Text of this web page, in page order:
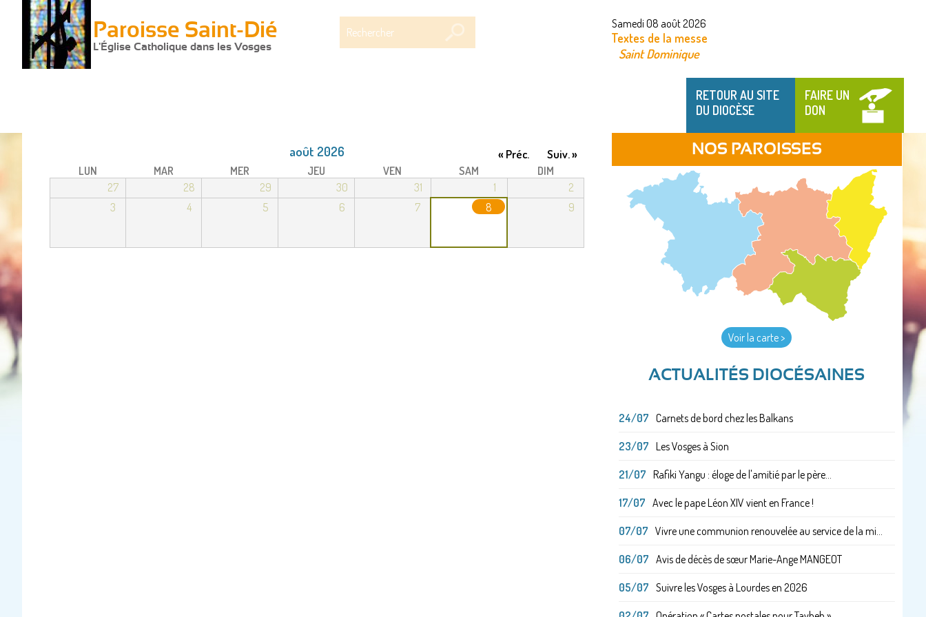
Paroisse Saint-Dié
L'Église Catholique dans les Vosges
Samedi 08 août 2026
Textes de la messe
Saint Dominique
RETOUR AU SITE
DU DIOCÈSE
FAIRE UN
DON
août 2026 « Préc. Suiv. »
LUN MAR MER JEU VEN SAM
DIM
27
28 29 30 31 1
2
3
4 5 6 7 8 9
NOS PAROISSES
Voir la carte >
ACTUALITÉS DIOCÉSAINES
24/07 Carnets de bord chez les Balkans
23/07 Les Vosges à Sion
21/07 Rafiki Yangu : éloge de l'amitié par le père...
17/07 Avec le pape Léon XIV vient en France !
07/07 Vivre une communion renouvelée au service de la mi...
06/07 Avis de décès de sœur Marie-Ange MANGEOT
05/07 Suivre les Vosges à Lourdes en 2026